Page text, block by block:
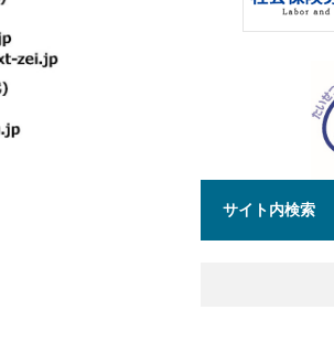
サイト内検索